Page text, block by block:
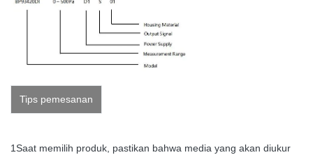
Tips pemesanan
1Saat memilih produk, pastikan bahwa media yang akan diukur